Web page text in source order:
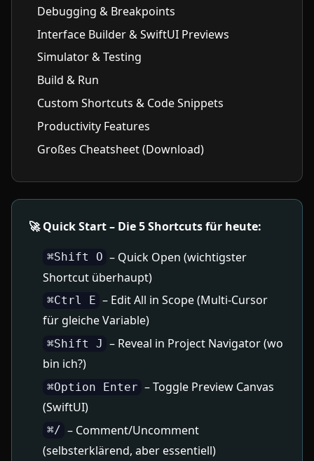
Debugging & Breakpoints
Interface Builder & SwiftUI Previews
Simulator & Testing
Build & Run
Custom Shortcuts & Code Snippets
Productivity Features
Großes Cheatsheet (Download)
🚀 Quick Start – Die 5 Shortcuts für heute:
⌘Shift O – Quick Open (wichtigster
Shortcut überhaupt)
⌘Ctrl E – Edit All in Scope (Multi-Cursor
für gleiche Variable)
⌘Shift J – Reveal in Project Navigator (wo
bin ich?)
⌘Option Enter – Toggle Preview Canvas
(SwiftUI)
⌘/ – Comment/Uncomment
(selbsterklärend, aber essentiell)